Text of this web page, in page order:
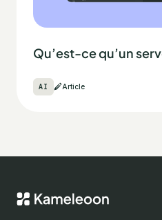
Qu’est-ce qu’un
AI Article